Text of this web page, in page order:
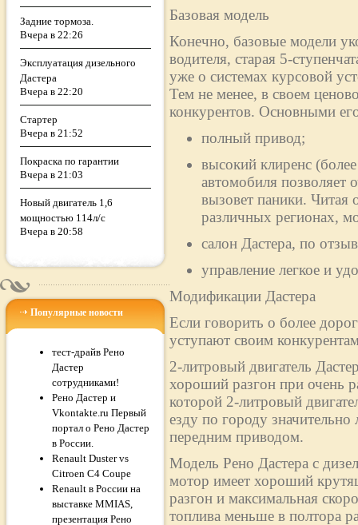
Задние тормоза.
Вчера в 22:26
Эксплуатация дизельного
Дастера
Вчера в 22:20
Стартер
Вчера в 21:52
Покраска по гарантии
Вчера в 21:03
Новый двигатель 1,6
мощностью 114л/с
Вчера в 20:58
Популярные новости
тест-драйв Рено
Дастер
сотрудниками!
Рено Дастер и
Vkontakte.ru Первый
портал о Рено Дастер
в России.
Renault Duster vs
Citroen C4 Coupe
Renault в России на
выставке MMIAS,
презентация Рено
Базовая модель
Конечно, базовые модели
водителя, старая 5-
уже о системах курсовой
Тем не менее, в своем
конкурентов. Основными
полный привод;
высокий клиренс
автомобиля позволяет
вызовет паники. Читая
различных регионах,
салон Дастера, по
управление легкое и
Модификации Дастера
Если говорить о более
уступают своим
2-литровый двигатель
хороший разгон при очень
которой 2-литровый
езду по городу
передним приводом.
Модель Рено Дастера с
мотор имеет хороший
разгон и максимальная
топлива меньше в полтора